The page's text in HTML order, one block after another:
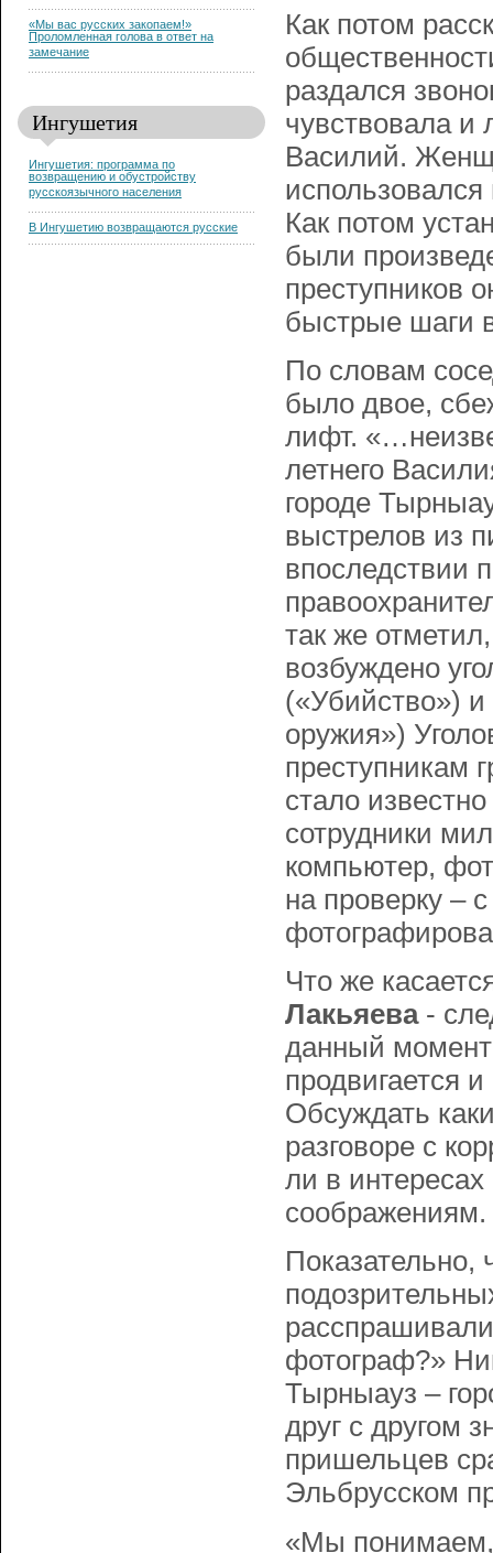
«Мы вас русских закопаем!»
Проломленная голова в ответ на
замечание
Ингушетия
Ингушетия: программа по
возвращению и обустройству
русскоязычного населения
В Ингушетию возвращаются русские
Как потом
раздался
чувствовала и
Василий.
Как потом
были
преступников
быстрые шаги
По словам
было двое,
лифт.
летнего
городе
выстрелов из
впоследствии
так же
возбуждено
(«Убийство») и
оружия»)
преступникам
стало
сотрудники
компьютер,
на проверку –
Что же
Лакьяева-
данный
продвигается
Обсуждать
разговоре с
ли в
соображениям.
Показательно,
фотограф?»
Тырныауз –
друг с другом
пришельцев
Эльбрусском
«Мы понимаем,